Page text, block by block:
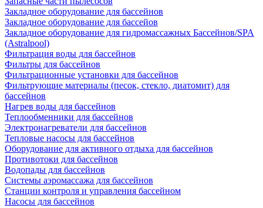
Закладное оборудование для бассейнов
Закладное оборудование для бассейов
Закладное оборудование для гидромассажных Бассейнов/SPA
(Astralpool)
Фильтрация воды для бассейнов
Фильтры для бассейнов
Фильтрационные установки для бассейнов
Фильтрующие материалы (песок, стекло, диатомит) для
бассейнов
Нагрев воды для бассейнов
Теплообменники для бассейнов
Электронагреватели для бассейнов
Тепловые насосы для бассейнов
Оборудование для активного отдыха для бассейнов
Противотоки для бассейнов
Водопады для бассейнов
Системы аэромассажа для бассейнов
Станции контроля и управления бассейном
Насосы для бассейнов